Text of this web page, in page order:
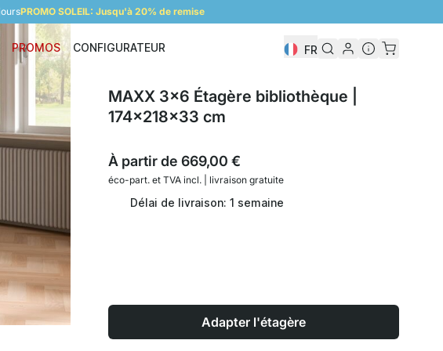
PROMO SOLEIL: Jusqu'à 20% de remise
PROMOS CONFIGURATEUR FR
MAXX 3x6 Étagère bibliothèque |
174x218x33 cm
À partir de669,00 €
éco-part. etTVA incl. | livraison gratuite
Délai de livraison: 1 semaine
Adapter l'étagère